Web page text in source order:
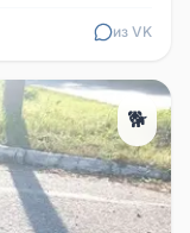
из VK
🐕